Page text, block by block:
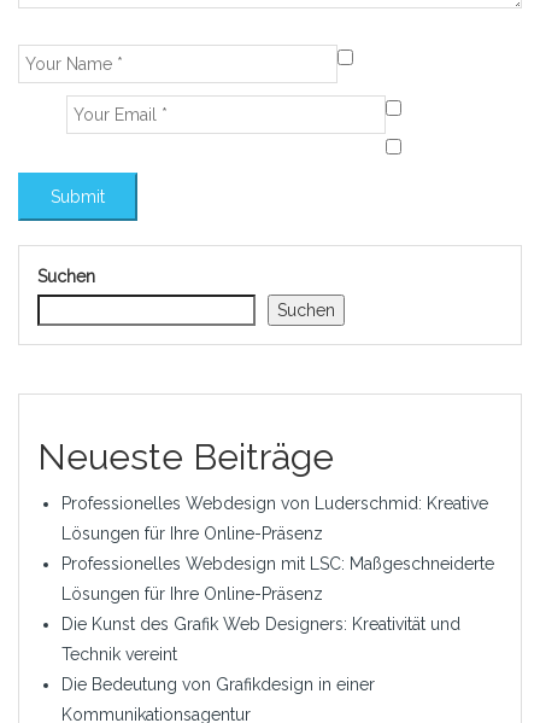
Suchen
Suchen
Neueste Beiträge
Professionelles Webdesign von Luderschmid: Kreative
Lösungen für Ihre Online-Präsenz
Professionelles Webdesign mit LSC: Maßgeschneiderte
Lösungen für Ihre Online-Präsenz
Die Kunst des Grafik Web Designers: Kreativität und
Technik vereint
Die Bedeutung von Grafikdesign in einer
Kommunikationsagentur